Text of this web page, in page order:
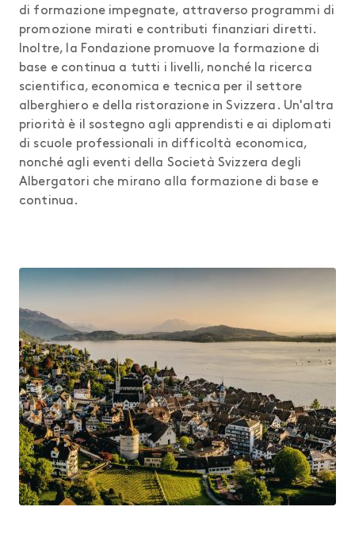
di formazione impegnate, attraverso programmi di
promozione mirati e contributi finanziari diretti.
Inoltre, la Fondazione promuove la formazione di
base e continua a tutti i livelli, nonché la ricerca
scientifica, economica e tecnica per il settore
alberghiero e della ristorazione in Svizzera. Un'altra
priorità è il sostegno agli apprendisti e ai diplomati
di scuole professionali in difficoltà economica,
nonché agli eventi della Società Svizzera degli
Albergatori che mirano alla formazione di base e
continua.